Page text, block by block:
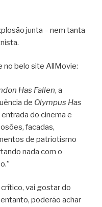
junta – nem tanta
no belo site AllMovie:
Has Fallen, a
de Olympus Has
do cinema e
facadas,
de patriotismo
nada com o
vai gostar do
poderão achar